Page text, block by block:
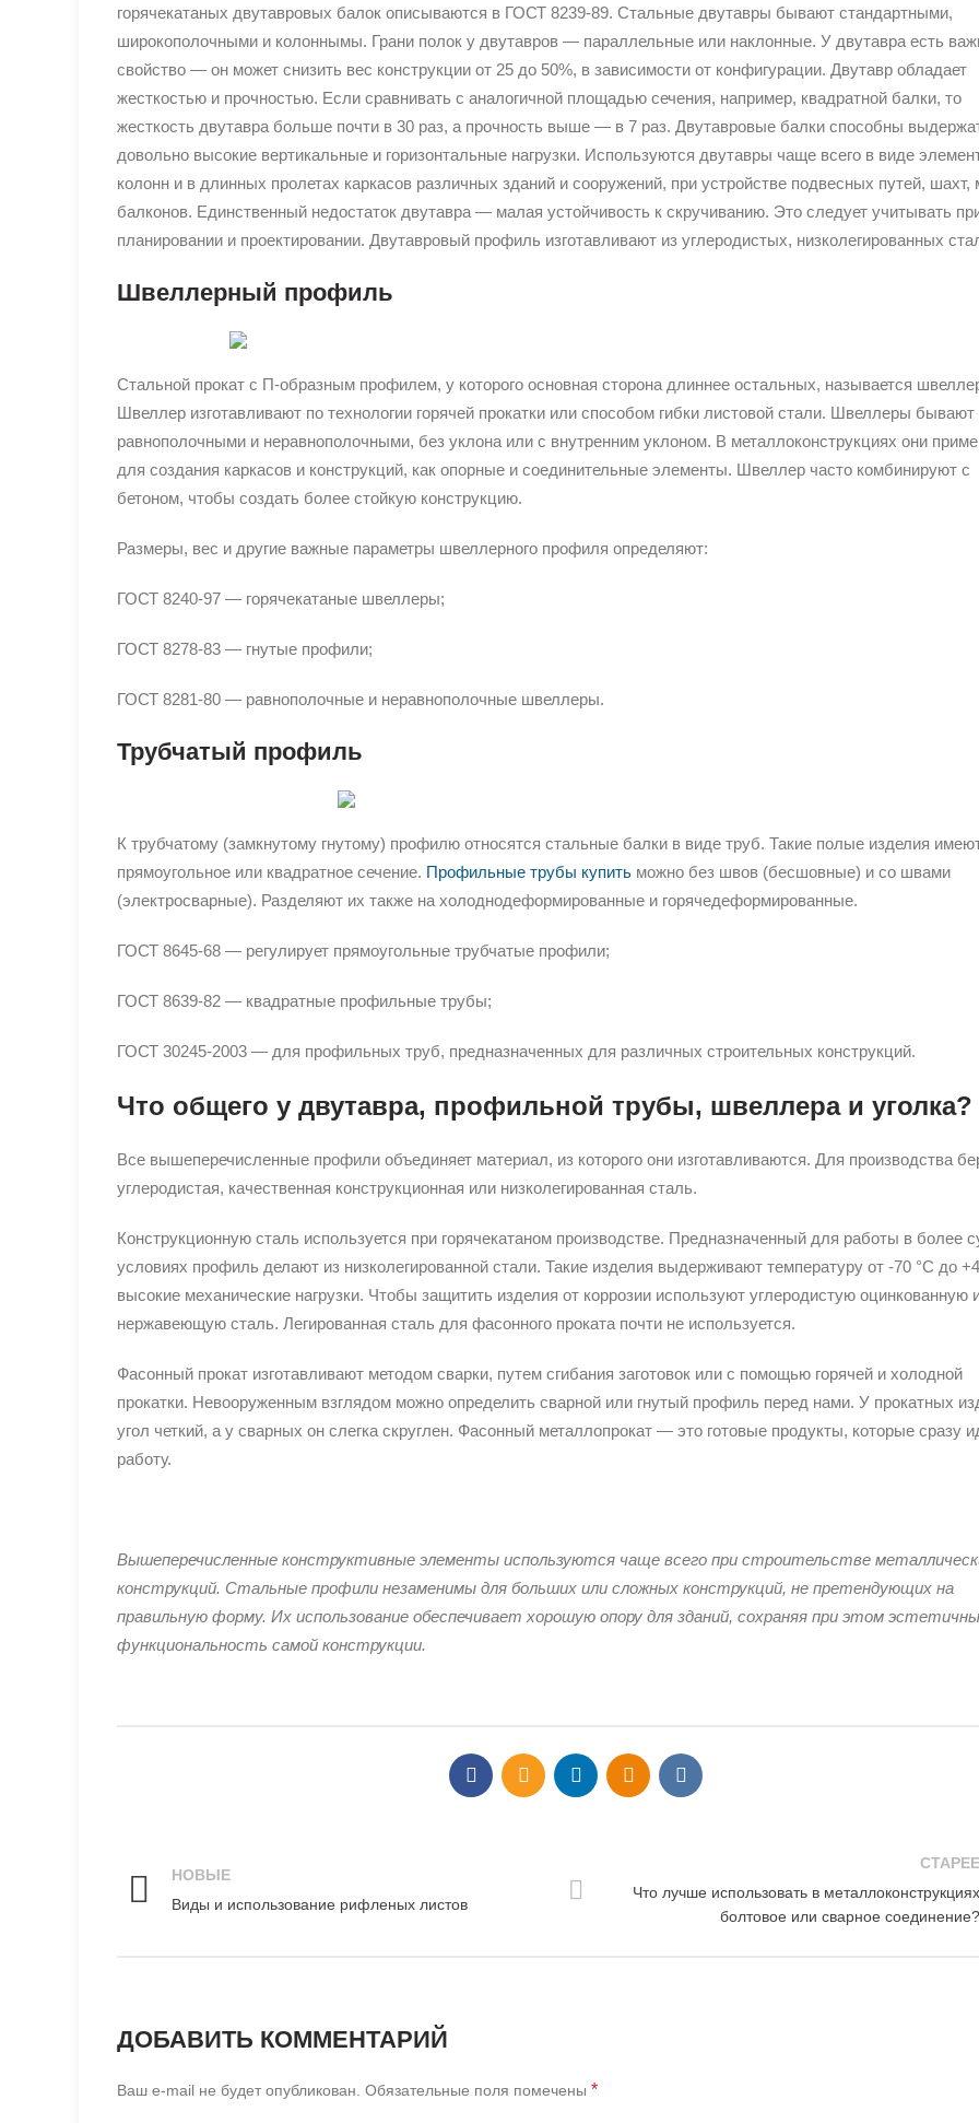
горячекатаных двутавровых балок описываются в ГОСТ 8239-89. Стальные двутавры бывают стандартными,
широкополочными и колоннымы. Грани полок у двутавров — параллельные или наклонные. У двутавра есть
свойство — он может снизить вес конструкции от 25 до 50%, в зависимости от конфигурации. Двутавр обладает
жесткостью и прочностью. Если сравнивать с аналогичной площадью сечения, например, квадратной балки, то
жесткость двутавра больше почти в 30 раз, а прочность выше — в 7 раз. Двутавровые балки способны
довольно высокие вертикальные и горизонтальные нагрузки. Используются двутавры чаще всего в виде
колонн и в длинных пролетах каркасов различных зданий и сооружений, при устройстве подвесных путей, шахт,
балконов. Единственный недостаток двутавра — малая устойчивость к скручиванию. Это следует учитывать
планировании и проектировании. Двутавровый профиль изготавливают из углеродистых, низколегированных
Швеллерный профиль
Стальной прокат с П-образным профилем, у которого основная сторона длиннее остальных, называется
Швеллер изготавливают по технологии горячей прокатки или способом гибки листовой стали. Швеллеры бывают
равнополочными и неравнополочными, без уклона или с внутренним уклоном. В металлоконструкциях они
для создания каркасов и конструкций, как опорные и соединительные элементы. Швеллер часто комбинируют с
бетоном, чтобы создать более стойкую конструкцию.
Размеры, вес и другие важные параметры швеллерного профиля определяют:
ГОСТ 8240-97 — горячекатаные швеллеры;
ГОСТ 8278-83 — гнутые профили;
ГОСТ 8281-80 — равнополочные и неравнополочные швеллеры.
Трубчатый профиль
К трубчатому (замкнутому гнутому) профилю относятся стальные балки в виде труб. Такие полые изделия
прямоугольное или квадратное сечение. Профильные трубы купить можно без швов (бесшовные) и со швами
(электросварные). Разделяют их также на холоднодеформированные и горячедеформированные.
ГОСТ 8645-68 — регулирует прямоугольные трубчатые профили;
ГОСТ 8639-82 — квадратные профильные трубы;
ГОСТ 30245-2003 — для профильных труб, предназначенных для различных строительных конструкций.
Что общего у двутавра, профильной трубы, швеллера и уголка?
Все вышеперечисленные профили объединяет материал, из которого они изготавливаются. Для производства
углеродистая, качественная конструкционная или низколегированная сталь.
Конструкционную сталь используется при горячекатаном производстве. Предназначенный для работы в более
условиях профиль делают из низколегированной стали. Такие изделия выдерживают температуру от -70 °C до
высокие механические нагрузки. Чтобы защитить изделия от коррозии используют углеродистую оцинкованную
нержавеющую сталь. Легированная сталь для фасонного проката почти не используется.
Фасонный прокат изготавливают методом сварки, путем сгибания заготовок или с помощью горячей и холодной
прокатки. Невооруженным взглядом можно определить сварной или гнутый профиль перед нами. У прокатных
угол четкий, а у сварных он слегка скруглен. Фасонный металлопрокат — это готовые продукты, которые сразу
работу.
Вышеперечисленные конструктивные элементы используются чаще всего при строительстве
конструкций. Стальные профили незаменимы для больших или сложных конструкций, не претендующих на
правильную форму. Их использование обеспечивает хорошую опору для зданий, сохраняя при этом
функциональность самой конструкции.
НОВЫЕ
Виды и использование рифленых листов
СТАРЕЕ
Что лучше использовать в металлоконструкциях
болтовое или сварное соединение?
ДОБАВИТЬ КОММЕНТАРИЙ
Ваш e-mail не будет опубликован. Обязательные поля помечены *